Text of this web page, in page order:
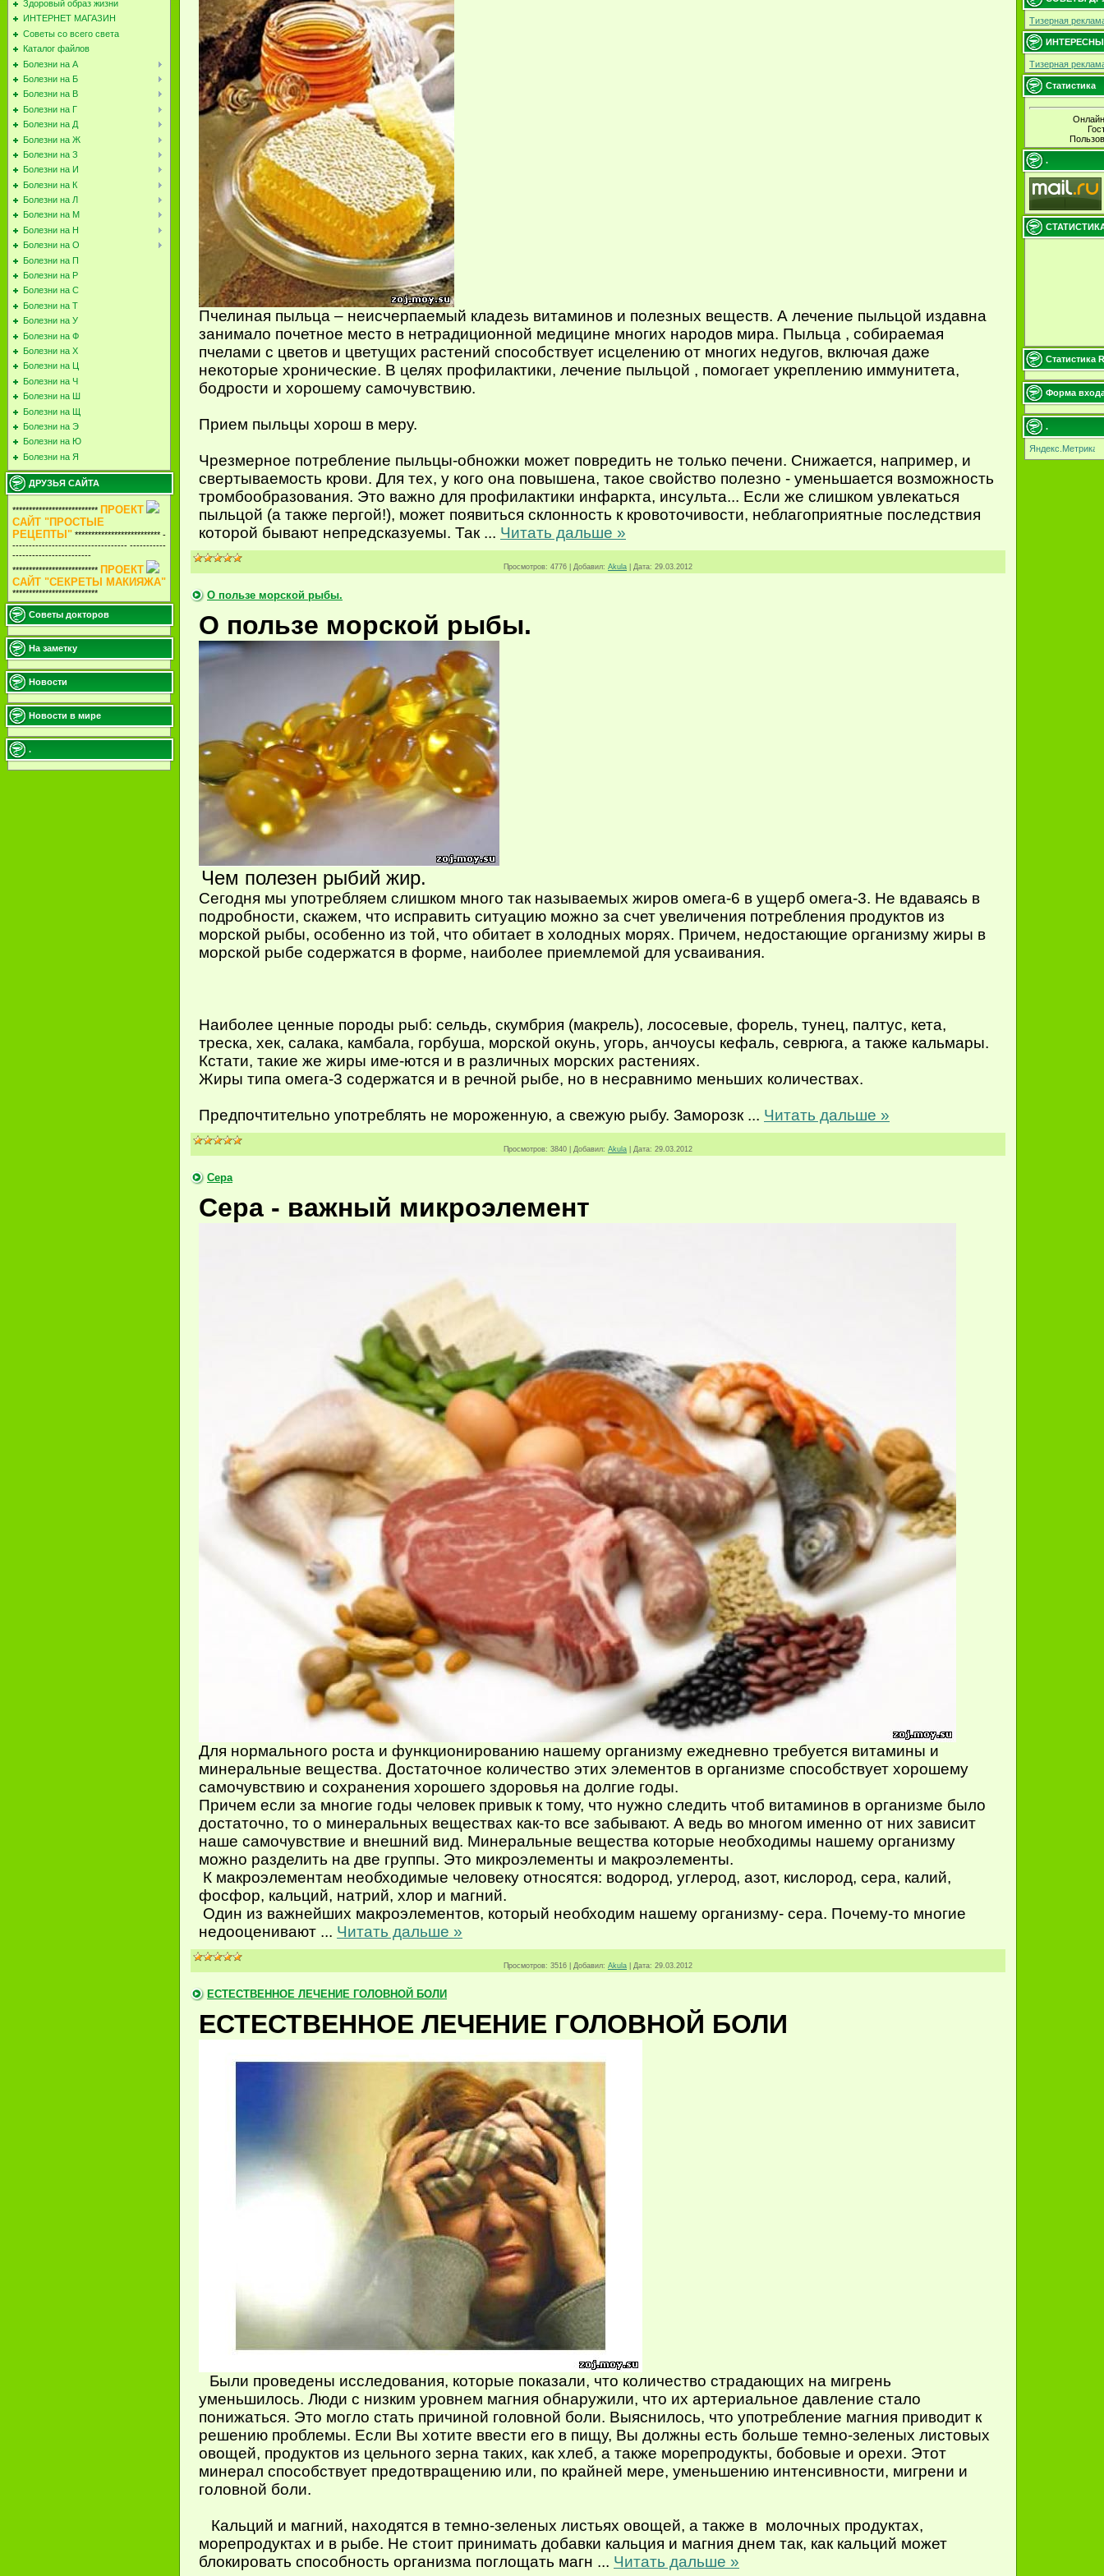
Здоровый образ жизни
ИНТЕРНЕТ МАГАЗИН
Советы со всего света
Каталог файлов
Болезни на А
Болезни на Б
Болезни на В
Болезни на Г
Болезни на Д
Болезни на Ж
Болезни на З
Болезни на И
Болезни на К
Болезни на Л
Болезни на М
Болезни на Н
Болезни на О
Болезни на П
Болезни на Р
Болезни на С
Болезни на Т
Болезни на У
Болезни на Ф
Болезни на Х
Болезни на Ц
Болезни на Ч
Болезни на Ш
Болезни на Щ
Болезни на Э
Болезни на Ю
Болезни на Я
ДРУЗЬЯ САЙТА
************************** ПРОЕКТ
САЙТ "ПРОСТЫЕ
РЕЦЕПТЫ" ************************** -
----------------------------------- -----------
------------------------
************************** ПРОЕКТ
САЙТ "СЕКРЕТЫ МАКИЯЖА"
**************************
Советы докторов
На заметку
Новости
Новости в мире
.
Пчелиная пыльца – неисчерпаемый кладезь витаминов и полезных веществ. А лечение пыльцой издавна
занимало почетное место в нетрадиционной медицине многих народов мира. Пыльца , собираемая
пчелами с цветов и цветущих растений способствует исцелению от многих недугов, включая даже
некоторые хронические. В целях профилактики, лечение пыльцой , помогает укреплению иммунитета,
бодрости и хорошему самочувствию.
Прием пыльцы хорош в меру.
Чрезмерное потребление пыльцы-обножки может повредить не только печени. Снижается, например, и
свертываемость крови. Для тех, у кого она повышена, такое свойство полезно - уменьшается возможность
тромбообразования. Это важно для профилактики инфаркта, инсульта... Если же слишком увлекаться
пыльцой (а также пергой!), может появиться склонность к кровоточивости, неблагоприятные последствия
которой бывают непредсказуемы. Так ... Читать дальше »
Просмотров: 4776 Добавил: Akula Дата: 29.03.2012
О пользе морской рыбы.
О пользе морской рыбы.
Чем полезен рыбий жир.
Сегодня мы употребляем слишком много так называемых жиров омега-6 в ущерб омега-3. Не вдаваясь в
подробности, скажем, что исправить ситуацию можно за счет увеличения потребления продуктов из
морской рыбы, особенно из той, что обитает в холодных морях. Причем, недостающие организму жиры в
морской рыбе содержатся в форме, наиболее приемлемой для усваивания.
Наиболее ценные породы рыб: сельдь, скумбрия (макрель), лососевые, форель, тунец, палтус, кета,
треска, хек, салака, камбала, горбуша, морской окунь, угорь, анчоусы кефаль, севрюга, а также кальмары.
Кстати, такие же жиры име-ются и в различных морских растениях.
Жиры типа омега-3 содержатся и в речной рыбе, но в несравнимо меньших количествах.
Предпочтительно употреблять не мороженную, а свежую рыбу. Заморозк ... Читать дальше »
Просмотров: 3840 Добавил: Akula Дата: 29.03.2012
Сера
Сера - важный микроэлемент
Для нормального роста и функционированию нашему организму ежедневно требуется витамины и
минеральные вещества. Достаточное количество этих элементов в организме способствует хорошему
самочувствию и сохранения хорошего здоровья на долгие годы.
Причем если за многие годы человек привык к тому, что нужно следить чтоб витаминов в организме было
достаточно, то о минеральных веществах как-то все забывают. А ведь во многом именно от них зависит
наше самочувствие и внешний вид. Минеральные вещества которые необходимы нашему организму
можно разделить на две группы. Это микроэлементы и макроэлементы.
К макроэлементам необходимые человеку относятся: водород, углерод, азот, кислород, сера, калий,
фосфор, кальций, натрий, хлор и магний.
Один из важнейших макроэлементов, который необходим нашему организму- сера. Почему-то многие
недооценивают ... Читать дальше »
Просмотров: 3516 Добавил: Akula Дата: 29.03.2012
ЕСТЕСТВЕННОЕ ЛЕЧЕНИЕ ГОЛОВНОЙ БОЛИ
ЕСТЕСТВЕННОЕ ЛЕЧЕНИЕ ГОЛОВНОЙ БОЛИ
Были проведены исследования, которые показали, что количество страдающих на мигрень
уменьшилось. Люди с низким уровнем магния обнаружили, что их артериальное давление стало
понижаться. Это могло стать причиной головной боли. Выяснилось, что употребление магния приводит к
решению проблемы. Если Вы хотите ввести его в пищу, Вы должны есть больше темно-зеленых листовых
овощей, продуктов из цельного зерна таких, как хлеб, а также морепродукты, бобовые и орехи. Этот
минерал способствует предотвращению или, по крайней мере, уменьшению интенсивности, мигрени и
головной боли.
Кальций и магний, находятся в темно-зеленых листьях овощей, а также в молочных продуктах,
морепродуктах и в рыбе. Не стоит принимать добавки кальция и магния днем так, как кальций может
блокировать способность организма поглощать магн ... Читать дальше »
Тизерная
Тизерная
Статистика
.
Статистика
Форма
.